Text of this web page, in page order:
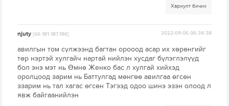
Хариулт бичих
njuty[66.181.187.186] 2022-09-06 06:34:38
авилгын том сүлжээнд багтан орооод асар их хөрөнгийг
төр нэртэй хулгайч нартай нийлэн хусдаг бүлэглэлүүд
бол энэ мэт нь Өмнө Женко бас л хулгай хийхэд
оролцоод зарим нь Баттулгад мөнгөө авилгаа өгсөн
ззарим нь тал хагас өгсөн Тэгээд одоо шинэ эзэн олоод л
явж байгаанийлэн